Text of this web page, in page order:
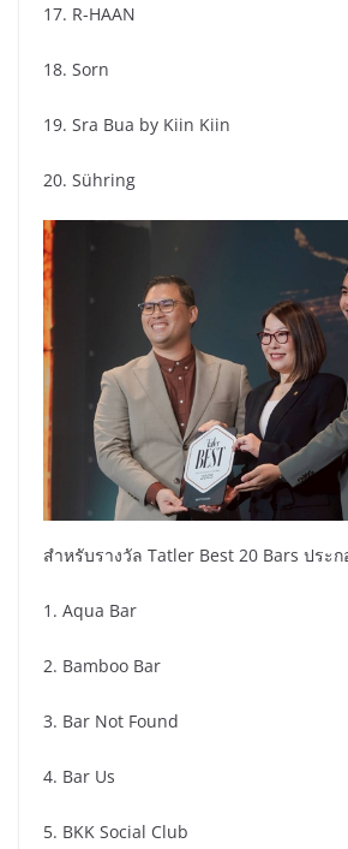
17. R-HAAN
18. Sorn
19. Sra Bua by Kiin Kiin
20. Sühring
สำหรับรางวัล Tatler Best 20 Bars ประก
1. Aqua Bar
2. Bamboo Bar
3. Bar Not Found
4. Bar Us
5. BKK Social Club